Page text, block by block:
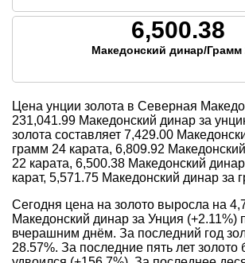
6,500.38
Македонский динар/Грамм
Цена унции золота в Северная
231,041.99 Македонский динар за
золота составляет 7,429.00
грамм 24 карата, 6,809.92
22 карата, 6,500.38 Македонский
карат, 5,571.75 Македонский динар за
Сегодня цена на золото выросла на
Македонский динар за Унция (+2.11%)
вчерашним днём. За последний год
28.57%. За последние пять лет золото